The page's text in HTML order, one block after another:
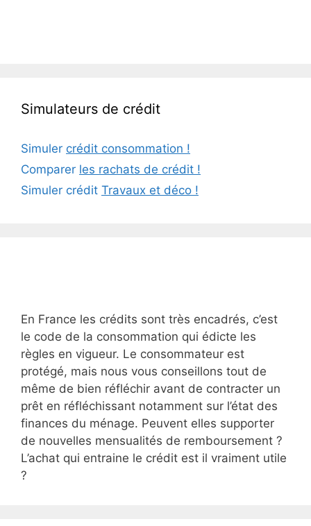
Simulateurs de crédit
Simuler crédit consommation !
Comparer les rachats de crédit !
Simuler crédit Travaux et déco !
En France les crédits sont très encadrés, c’est
le code de la consommation qui édicte les
règles en vigueur. Le consommateur est
protégé, mais nous vous conseillons tout de
même de bien réfléchir avant de contracter un
prêt en réfléchissant notamment sur l’état des
finances du ménage. Peuvent elles supporter
de nouvelles mensualités de remboursement ?
L’achat qui entraine le crédit est il vraiment utile
?